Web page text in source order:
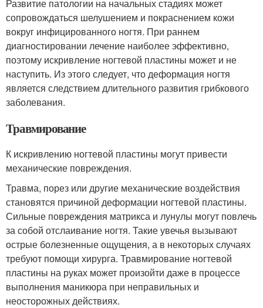
Развитие патологии на начальных стадиях может
сопровождаться шелушением и покраснением кожи
вокруг инфицированного ногтя. При раннем
диагностировании лечение наиболее эффективно,
поэтому искривление ногтевой пластины может и не
наступить. Из этого следует, что деформация ногтя
является следствием длительного развития грибкового
заболевания.
Травмирование
К искривлению ногтевой пластины могут привести
механические повреждения.
Травма, порез или другие механические воздействия
становятся причиной деформации ногтевой пластины.
Сильные повреждения матрикса и лунулы могут повлечь
за собой отслаивание ногтя. Такие увечья вызывают
острые болезненные ощущения, а в некоторых случаях
требуют помощи хирурга. Травмирование ногтевой
пластины на руках может произойти даже в процессе
выполнения маникюра при неправильных и
неосторожных действиях.